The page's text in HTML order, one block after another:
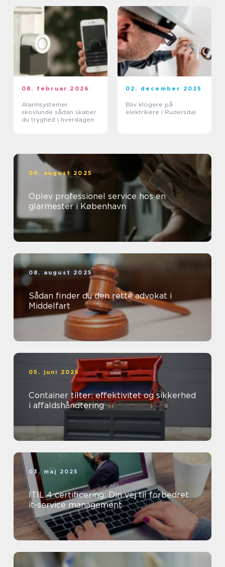
08. februar 2026
Alarmsystemer
skovlunde sådan skaber
du tryghed i hverdagen
02. december 2025
Bliv klogere på
elektrikere i Rudersdal
08. august 2025
Oplev professionel service hos en
glarmester i København
08. august 2025
Sådan finder du den rette advokat i
Middelfart
05. juni 2025
Container tilter: effektivitet og sikkerhed
i affaldshåndtering
03. maj 2025
ITIL 4 certificering: Din vej til forbedret
it-service management